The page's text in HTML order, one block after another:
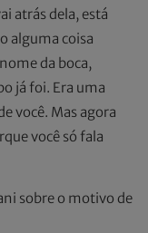
atrás dela, está
alguma coisa
da boca,
já foi. Era uma
você. Mas agora
você só fala
sobre o motivo de